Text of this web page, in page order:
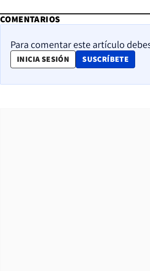
COMENTARIOS
Para comentar este artículo
INICIA SESIÓN SUSCRÍBETE
OPENS IN NEW